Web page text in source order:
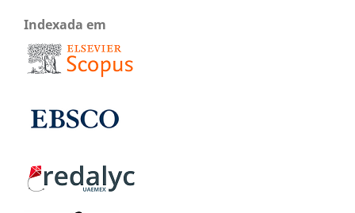
Indexada em